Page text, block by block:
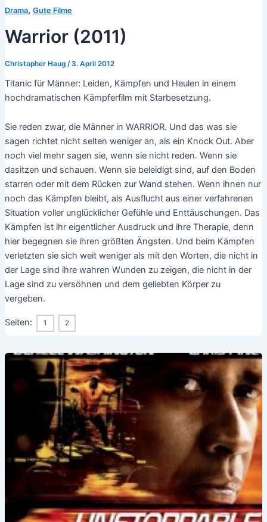
Drama, Gute Filme
Warrior (2011)
Christopher Haug /3. April 2012
Titanic für Männer: Leiden, Kämpfen und Heulen in einem
hochdramatischen Kämpferfilm mit Starbesetzung.
Sie reden zwar, die Männer in WARRIOR. Und das was sie
sagen richtet nicht selten weniger an, als ein Knock Out. Aber
noch viel mehr sagen sie, wenn sie nicht reden. Wenn sie
dasitzen und schauen. Wenn sie beleidigt sind, auf den Boden
starren oder mit dem Rücken zur Wand stehen. Wenn ihnen nur
noch das Kämpfen bleibt, als Ausflucht aus einer verfahrenen
Situation voller unglücklicher Gefühle und Enttäuschungen. Das
Kämpfen ist ihr eigentlicher Ausdruck und ihre Therapie, denn
hier begegnen sie ihren größten Ängsten. Und beim Kämpfen
verletzten sie sich weit weniger als mit den Worten, die nicht in
der Lage sind ihre wahren Wunden zu zeigen, die nicht in der
Lage sind zu versöhnen und dem geliebten Körper zu
vergeben.
Seiten: 1 2